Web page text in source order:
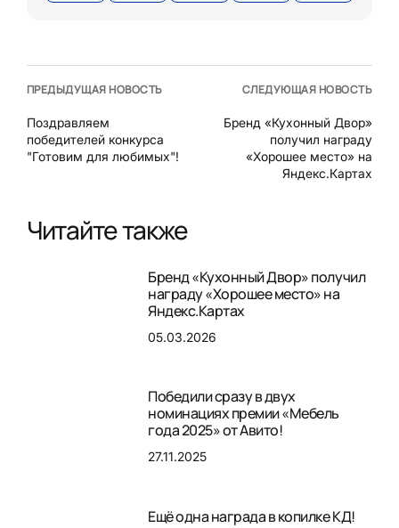
ПРЕДЫДУЩАЯ НОВОСТЬ
Поздравляем
победителей конкурса
"Готовим для любимых"!
СЛЕДУЮЩАЯ НОВОСТЬ
Бренд «Кухонный Двор»
получил награду
«Хорошее место» на
Яндекс.Картах
Читайте также
Бренд «Кухонный Двор» получил
награду «Хорошее место» на
Яндекс.Картах
05.03.2026
Победили сразу в двух
номинациях премии «Мебель
года 2025» от Авито!
27.11.2025
Ещё одна награда в копилке КД!